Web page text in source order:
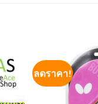
ลดราคา!